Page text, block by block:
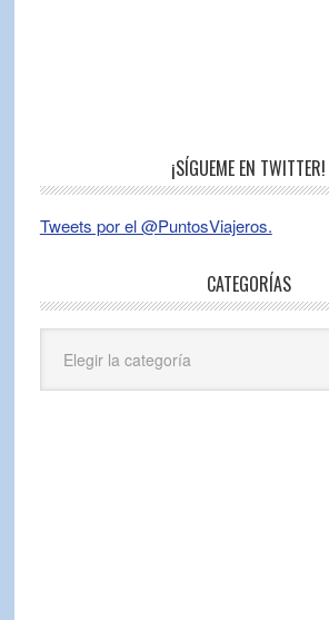
¡SÍGUEME EN TWITTER!
Tweets por el @PuntosViajeros.
CATEGORÍAS